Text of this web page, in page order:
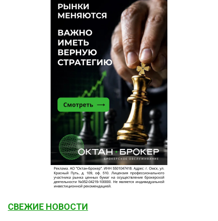
СВЕЖИЕ НОВОСТИ